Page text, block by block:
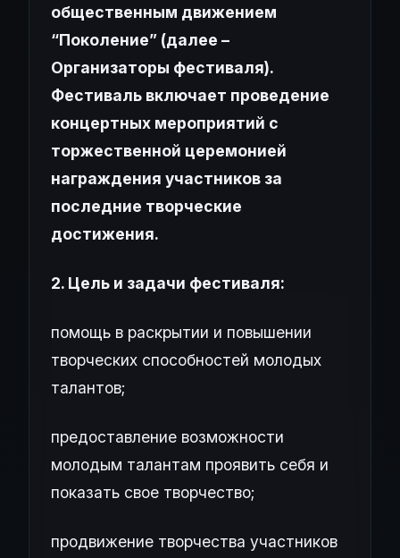
общественным движением
“Поколение” (далее –
Организаторы фестиваля).
Фестиваль включает проведение
концертных мероприятий с
торжественной церемонией
награждения участников за
последние творческие
достижения.
2. Цель и задачи фестиваля:
помощь в раскрытии и повышении
творческих способностей молодых
талантов;
предоставление возможности
молодым талантам проявить себя и
показать свое творчество;
продвижение творчества участников